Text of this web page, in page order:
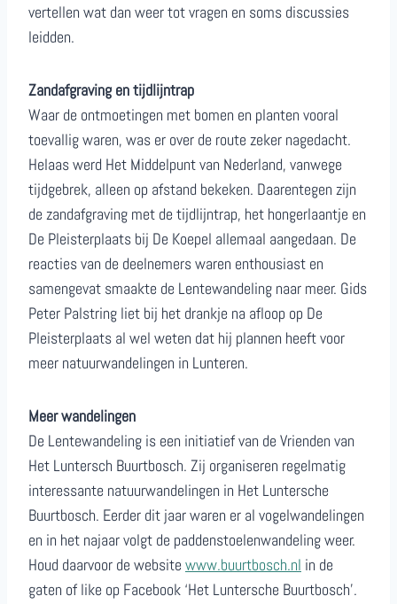
vertellen wat dan weer tot vragen en soms discussies
leidden.
Zandafgraving en tijdlijntrap
Waar de ontmoetingen met bomen en planten vooral
toevallig waren, was er over de route zeker nagedacht.
Helaas werd Het Middelpunt van Nederland, vanwege
tijdgebrek, alleen op afstand bekeken. Daarentegen zijn
de zandafgraving met de tijdlijntrap, het hongerlaantje en
De Pleisterplaats bij De Koepel allemaal aangedaan. De
reacties van de deelnemers waren enthousiast en
samengevat smaakte de Lentewandeling naar meer. Gids
Peter Palstring liet bij het drankje na afloop op De
Pleisterplaats al wel weten dat hij plannen heeft voor
meer natuurwandelingen in Lunteren.
Meer wandelingen
De Lentewandeling is een initiatief van de Vrienden van
Het Luntersch Buurtbosch. Zij organiseren regelmatig
interessante natuurwandelingen in Het Luntersche
Buurtbosch. Eerder dit jaar waren er al vogelwandelingen
en in het najaar volgt de paddenstoelenwandeling weer.
Houd daarvoor de website www.buurtbosch.nl in de
gaten of like op Facebook ‘Het Luntersche Buurtbosch’.